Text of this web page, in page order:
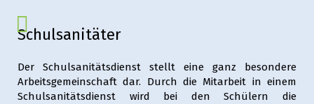
Schulsanitäter
Der Schulsanitätsdienst stellt eine ganz besondere
Arbeitsgemeinschaft dar. Durch die Mitarbeit in einem
Schulsanitätsdienst wird bei den Schülern die